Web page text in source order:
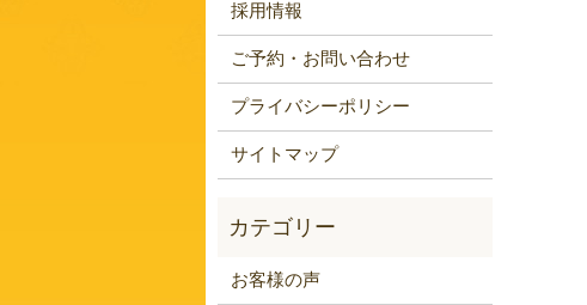
採用情報
ご予約・お問い合わせ
プライバシーポリシー
サイトマップ
お客様の声